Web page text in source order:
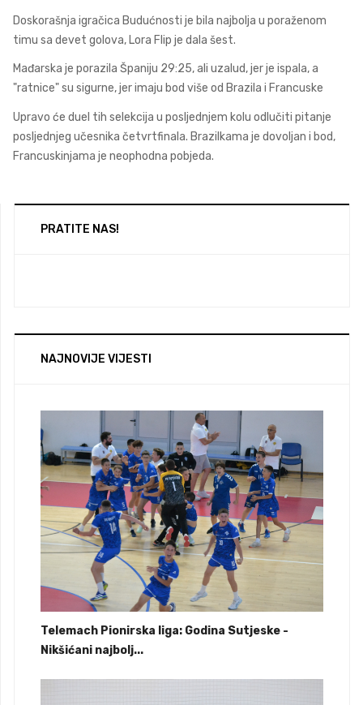
Doskorašnja igračica Budućnosti je bila najbolja u poraženom
timu sa devet golova, Lora Flip je dala šest.
Mađarska je porazila Španiju 29:25, ali uzalud, jer je ispala, a
"ratnice" su sigurne, jer imaju bod više od Brazila i Francuske
Upravo će duel tih selekcija u posljednjem kolu odlučiti pitanje
posljednjeg učesnika četvrtfinala. Brazilkama je dovoljan i bod,
Francuskinjama je neophodna pobjeda.
PRATITE NAS!
NAJNOVIJE VIJESTI
Telemach Pionirska liga: Godina Sutjeske -
Nikšićani najbolj...